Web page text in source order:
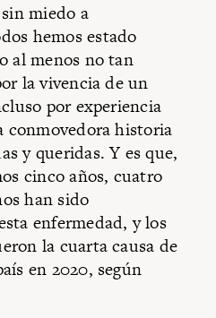
miedo a
hemos estado
al menos no tan
la vivencia de un
por experiencia
conmovedora historia
y queridas. Y es que,
cinco años, cuatro
han sido
enfermedad, y los
la cuarta causa de
en 2020, según